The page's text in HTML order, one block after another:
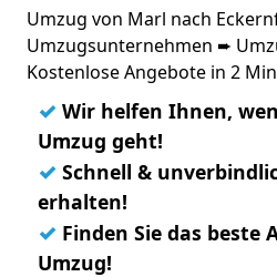
Umzug von Marl nach
Umzugsunternehmen ➨
Kostenlose Angebote in 2
✓ Wir helfen Ihnen,
Umzug geht!
✓ Schnell &
erhalten!
✓ Finden Sie das beste
Umzug!